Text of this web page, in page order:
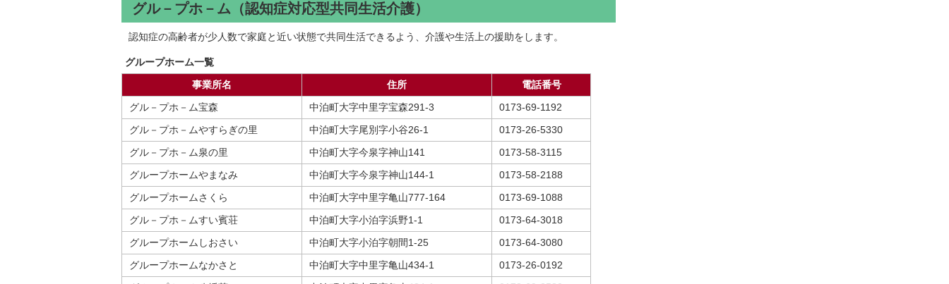
グル－プホ－ム（認知症対応型共同生活介護）
認知症の高齢者が少人数で家庭と近い状態で共同生活できるよう、介護や生活上の援助をします。
グループホーム一覧
事業所名
住所
電話番号
グル－プホ－ム宝森
中泊町大字中里字宝森291-3
0173-69-1192
グル－プホ－ムやすらぎの里
中泊町大字尾別字小谷26-1
0173-26-5330
グル－プホ－ム泉の里
中泊町大字今泉字神山141
0173-58-3115
グループホームやまなみ
中泊町大字今泉字神山144-1
0173-58-2188
グループホームさくら
中泊町大字中里字亀山777-164
0173-69-1088
グル－プホ－ムすい賓荘
中泊町大字小泊字浜野1-1
0173-64-3018
グループホームしおさい
中泊町大字小泊字朝間1-25
0173-64-3080
グループホームなかさと
中泊町大字中里字亀山434-1
0173-26-0192